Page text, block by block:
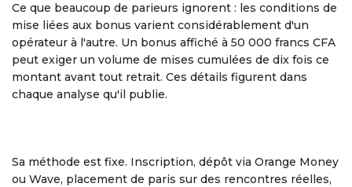
Ce que beaucoup de parieurs ignorent : les conditions de
mise liées aux bonus varient considérablement d'un
opérateur à l'autre. Un bonus affiché à 50 000 francs CFA
peut exiger un volume de mises cumulées de dix fois ce
montant avant tout retrait. Ces détails figurent dans
chaque analyse qu'il publie.
Sa méthode est fixe. Inscription, dépôt via Orange Money
ou Wave, placement de paris sur des rencontres réelles,